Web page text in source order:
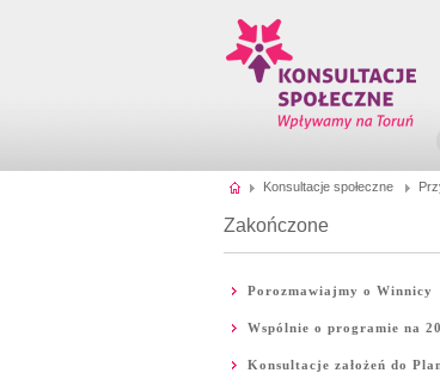
Konsultacje społeczne
Zakończone
Porozmawiajmy o Winnicy
Wspólnie o programie na
Konsultacje założeń do